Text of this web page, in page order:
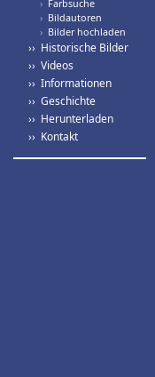
› Farbsuche
› Bildautoren
› Bilder hochladen
›› Historische Bilder
›› Videos
›› Informationen
›› Geschichte
›› Herunterladen
›› Kontakt